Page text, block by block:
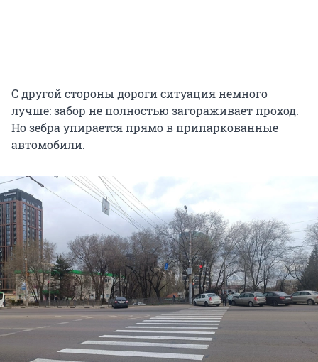
С другой стороны дороги ситуация немного
лучше: забор не полностью загораживает проход.
Но зебра упирается прямо в припаркованные
автомобили.